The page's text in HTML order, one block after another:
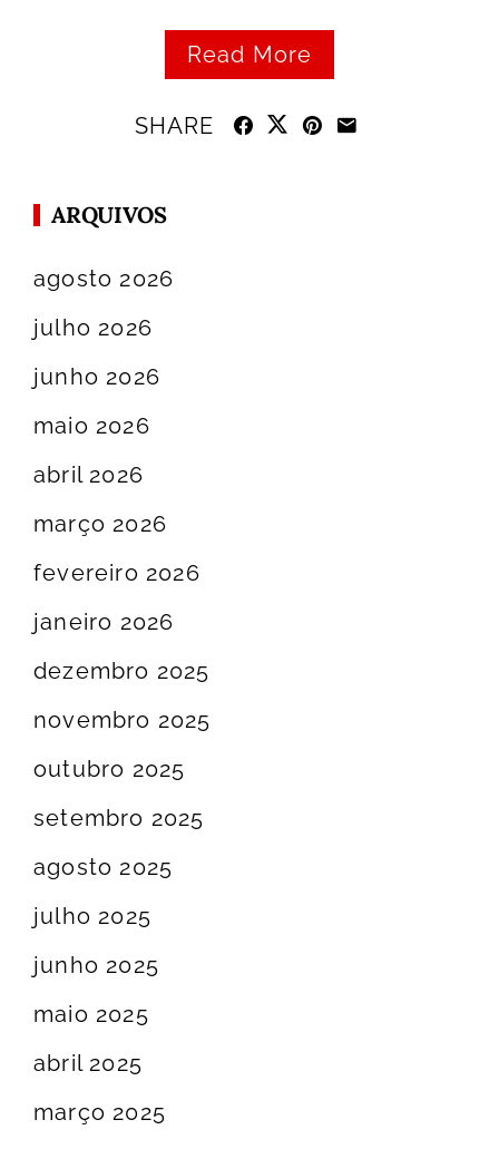
Read More
SHARE
ARQUIVOS
agosto 2026
julho 2026
junho 2026
maio 2026
abril 2026
março 2026
fevereiro 2026
janeiro 2026
dezembro 2025
novembro 2025
outubro 2025
setembro 2025
agosto 2025
julho 2025
junho 2025
maio 2025
abril 2025
março 2025